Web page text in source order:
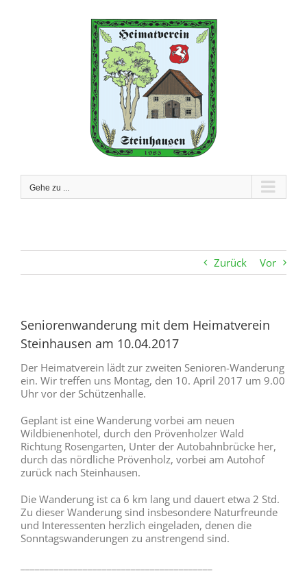
Gehe zu ...
Zurück Vor
Seniorenwanderung mit dem Heimatverein
Steinhausen am 10.04.2017
Der Heimatverein lädt zur zweiten Senioren-Wanderung
ein. Wir treffen uns Montag, den 10. April 2017 um 9.00
Uhr vor der Schützenhalle.
Geplant ist eine Wanderung vorbei am neuen
Wildbienenhotel, durch den Prövenholzer Wald
Richtung Rosengarten, Unter der Autobahnbrücke her,
durch das nördliche Prövenholz, vorbei am Autohof
zurück nach Steinhausen.
Die Wanderung ist ca 6 km lang und dauert etwa 2 Std.
Zu dieser Wanderung sind insbesondere Naturfreunde
und Interessenten herzlich eingeladen, denen die
Sonntagswanderungen zu anstrengend sind.